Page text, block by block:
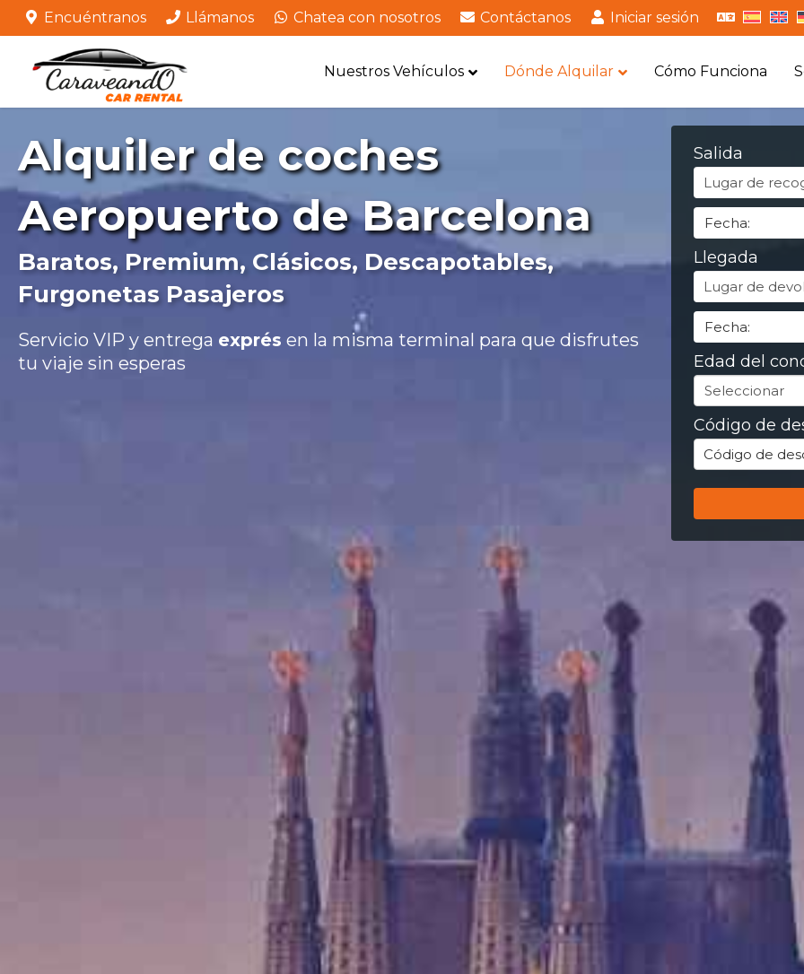
Encuéntranos Llámanos Chatea con nosotros Contáctanos Iniciar sesión
Nuestros Vehículos Dónde Alquilar Cómo Funciona
Alquiler de coches
Aeropuerto de Barcelona
Baratos, Premium, Clásicos, Descapotables,
Furgonetas Pasajeros
Servicio VIP y entrega exprés en la misma terminal para que disfrutes
tu viaje sin esperas
Salida
Llegada
Edad del
Código de